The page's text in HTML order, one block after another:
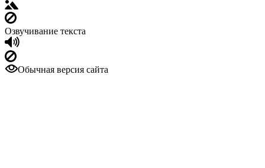
Озвучивание текста
Обычная версия сайта